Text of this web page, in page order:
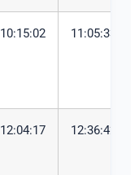
10:15:02 11:05:33
12:04:17 12:36:42